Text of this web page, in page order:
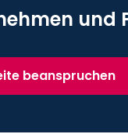
und
beanspruchen